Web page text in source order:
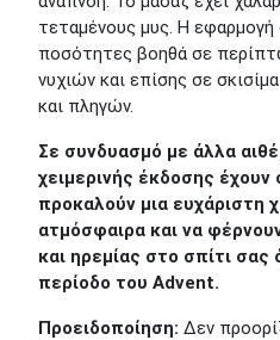
τεταμένους μυς. Η εφαρμογή
ποσότητες βοηθά σε
νυχιών και επίσης σε
και πληγών.
Σε συνδυασμό με άλλα
χειμερινής έκδοσης έχουν
προκαλούν μια ευχάριστη
ατμόσφαιρα και να
και ηρεμίας στο σπίτι σας
περίοδο του Advent.
Προειδοποίηση: Δεν